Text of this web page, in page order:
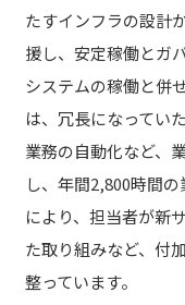
たすインフラの設計
援し、安定稼働とガ
システムの稼働と併
は、冗長になってい
業務の自動化など、
し、年間2,800時間
により、担当者が新
た取り組みなど、付
整っています。